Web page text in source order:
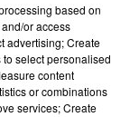
Une annonce
de Paris. Nous
Hafiz.
based on
or access
advertising; Create
select personalised
content
or combinations
services; Create